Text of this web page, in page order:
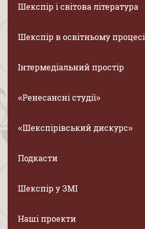
Шекспір і світова література
Шекспір в освітньому процесі
Інтермедіальний простір
«Ренесансні студії»
«Шекспірівський дискурс»
Подкасти
Шекспір у ЗМІ
Наші проекти